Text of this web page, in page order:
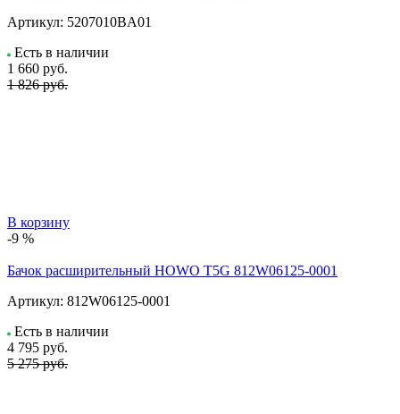
Артикул: 5207010BA01
Есть в наличии
1 660 руб.
1 826 руб.
В корзину
-9 %
Бачок расширительный HOWO T5G 812W06125-0001
Артикул: 812W06125-0001
Есть в наличии
4 795 руб.
5 275 руб.